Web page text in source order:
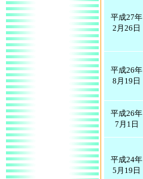
平成27年
2月26日
平成26年
8月19日
平成26年
7月1日
平成24年
5月19日